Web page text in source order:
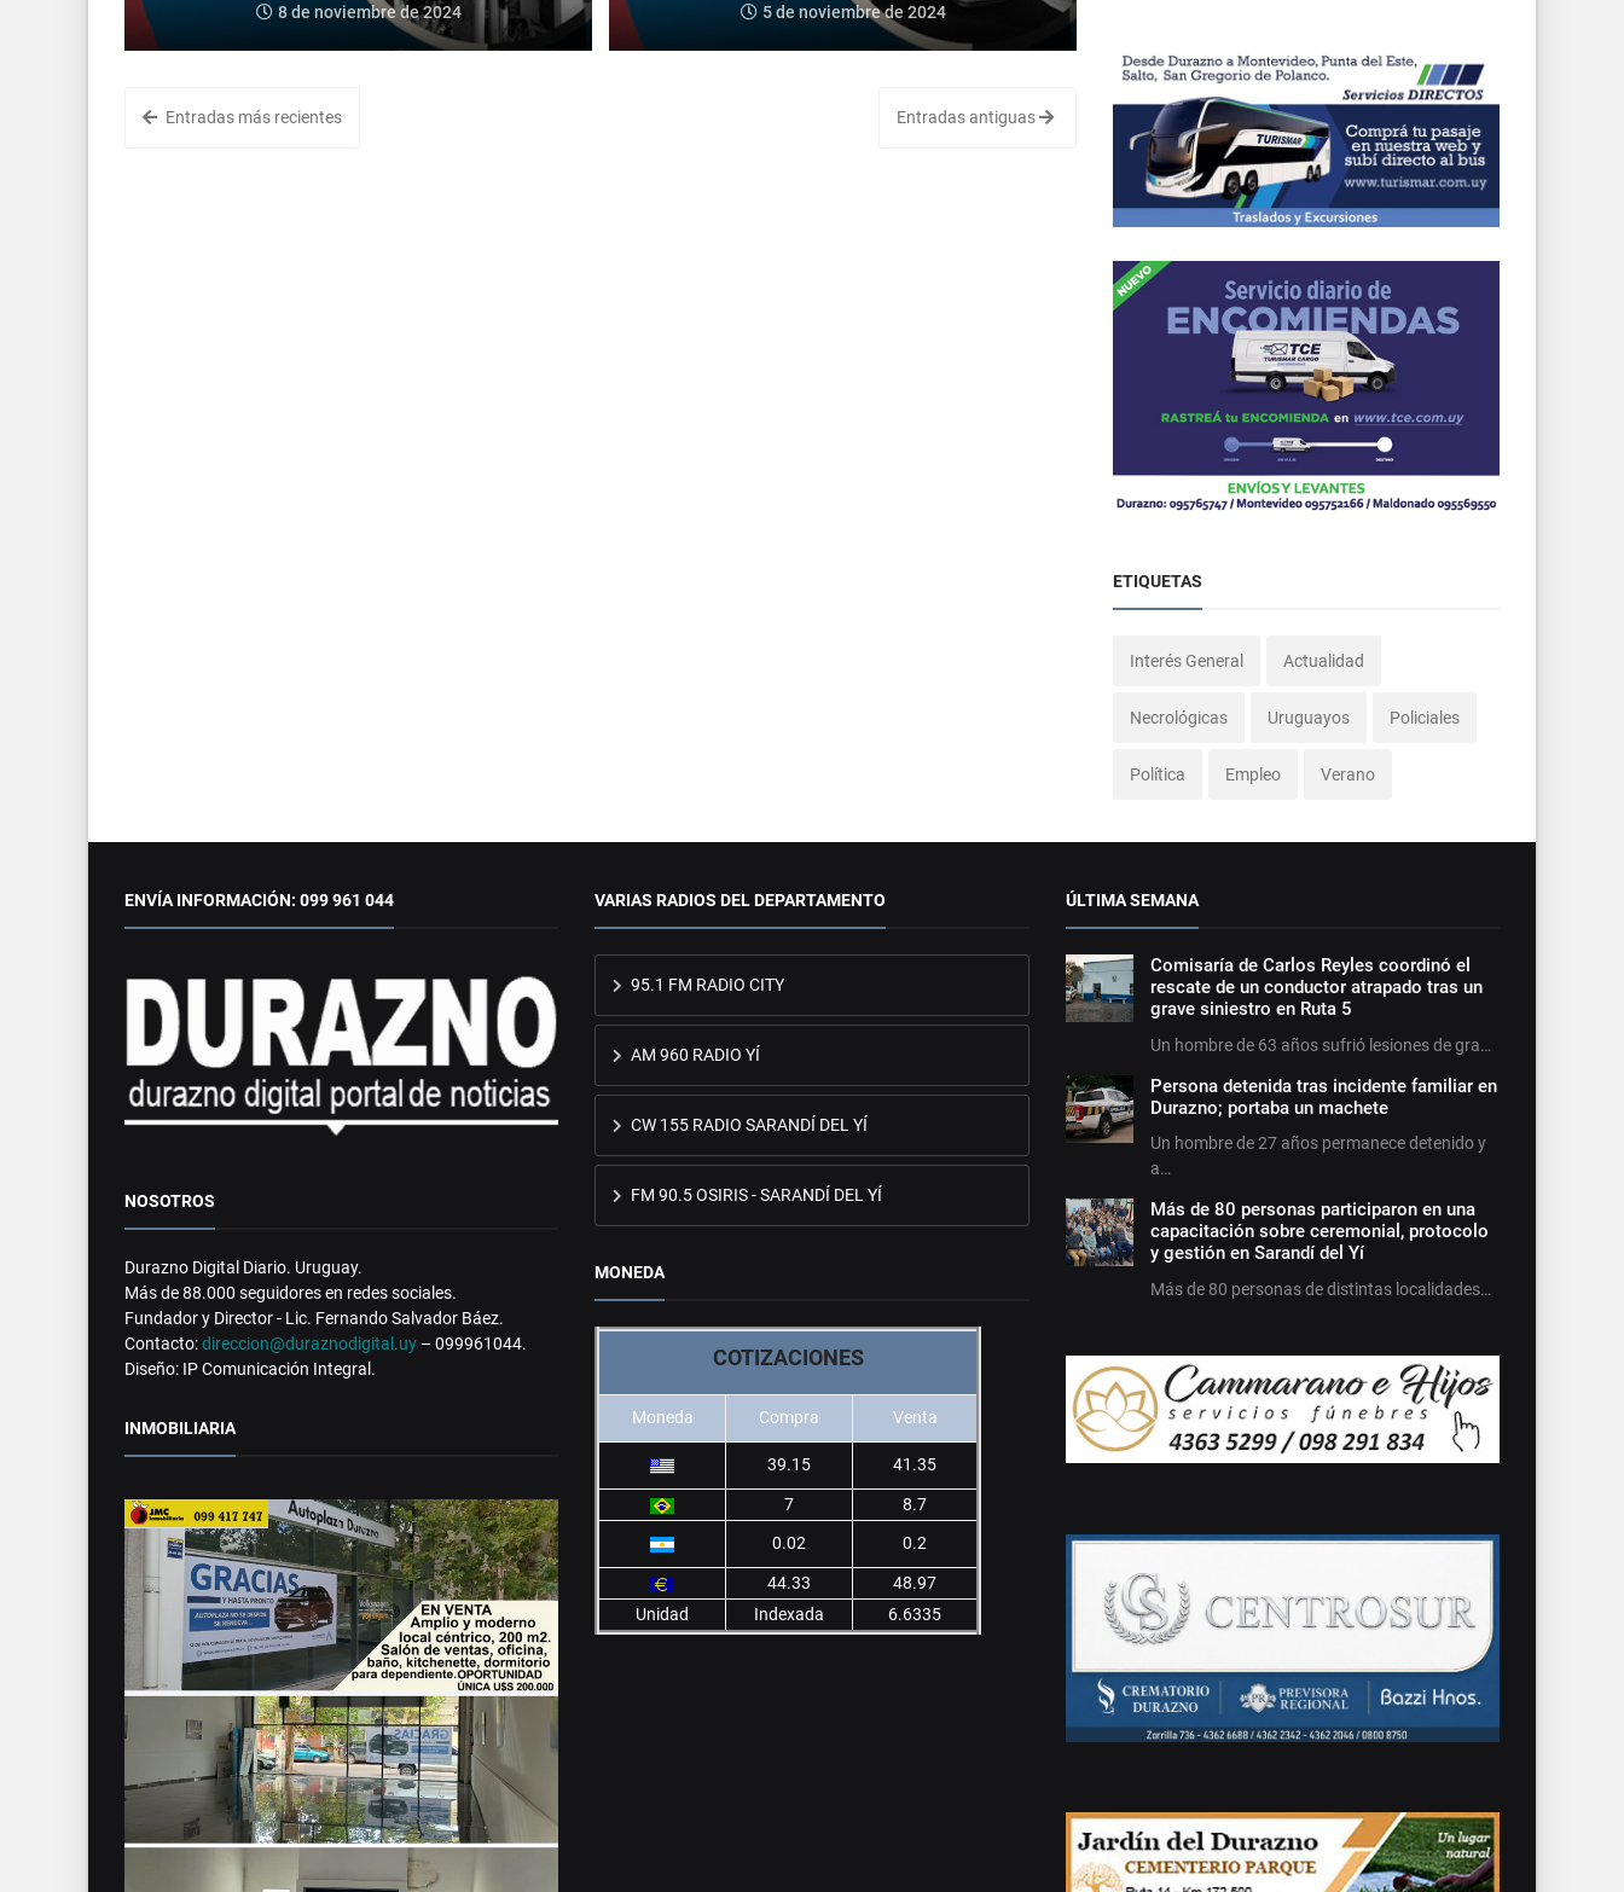
8 de noviembre de 2024 5 de noviembre de 2024
Entradas más recientes Entradas antiguas
ETIQUETAS
Interés General Actualidad
Necrológicas Uruguayos Policiales
Política Empleo Verano
ENVÍA INFORMACIÓN: 099 961 044
NOSOTROS
Durazno Digital Diario. Uruguay.
Más de 88.000 seguidores en redes sociales.
Fundador y Director - Lic. Fernando Salvador Báez.
Contacto:direccion@duraznodigital.uy – 099961044.
Diseño: IP Comunicación Integral.
INMOBILIARIA
VARIAS RADIOS DEL DEPARTAMENTO
95.1 FM RADIO CITY
AM 960 RADIO YÍ
CW 155 RADIO SARANDÍ DEL YÍ
FM 90.5 OSIRIS - SARANDÍ DEL YÍ
MONEDA
COTIZACIONES
Moneda Compra Venta
39.15 41.35
7
8.7
0.02
0.2
44.33
48.97
Unidad
Indexada 6.6335
ÚLTIMA SEMANA
Comisaría de Carlos Reyles coordinó el
rescate de un conductor atrapado tras un
grave siniestro en Ruta 5
Un hombre de 63 años sufrió lesiones de gra…
Persona detenida tras incidente familiar en
Durazno; portaba un machete
Un hombre de 27 años permanece detenido y
a…
Más de 80 personas participaron en una
capacitación sobre ceremonial, protocolo
y gestión en Sarandí del Yí
Más de 80 personas de distintas localidades…